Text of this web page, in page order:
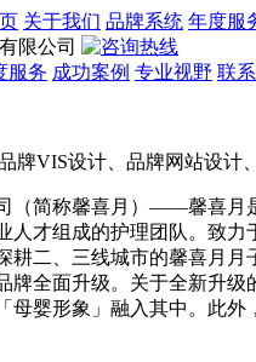
关于我们 品牌系统 年度服
服务 成功案例 专业视野 联
VIS设计、品牌网站设计
（简称馨喜月）——馨喜月
人才组成的护理团队。致
耕二、三线城市的馨喜月
牌全面升级。关于全新升
母婴形象」融入其中。此